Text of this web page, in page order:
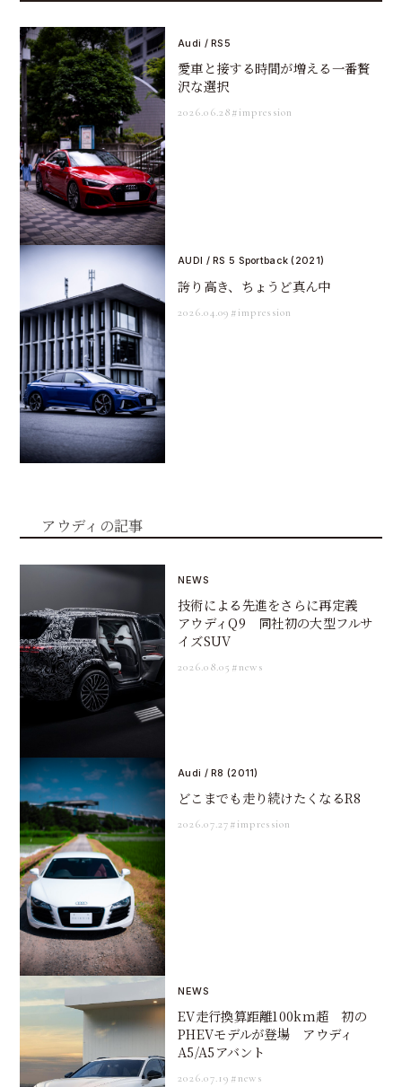
Audi / RS5
愛車と接する時間が増える一番贅
沢な選択
2026.06.28#impression
AUDI / RS 5 Sportback (2021)
誇り高き、ちょうど真ん中
2026.04.09 #impression
アウディの記事
NEWS
技術による先進をさらに再定義
アウディQ9 同社初の大型フルサ
イズSUV
2026.08.05 #news
Audi / R8 (2011)
どこまでも走り続けたくなるR8
2026.07.27#impression
NEWS
EV走行換算距離100km超 初の
PHEVモデルが登場 アウディ
A5/A5アバント
2026.07.19 #news